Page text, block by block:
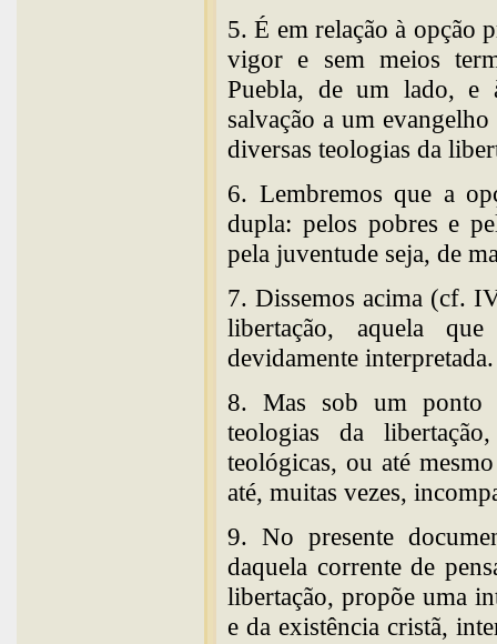
5. É em relação à opção
vigor e sem meios
Puebla, de um lado, e
salvação a um
diversas teologias da
6. Lembremos que a
dupla: pelos pobres e
pela juventude seja, de
7. Dissemos acima (cf.
libertação, aquela
devidamente interpretada.
8. Mas sob um ponto
teologias da
teológicas, ou até
até, muitas vezes,
9. No presente
daquela corrente de
libertação, propõe uma
e da existência cristã,